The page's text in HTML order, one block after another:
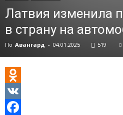
Латвия изменила
в страну на
По Авангард - 04.01.2025 519
Odnoklassniki
VK